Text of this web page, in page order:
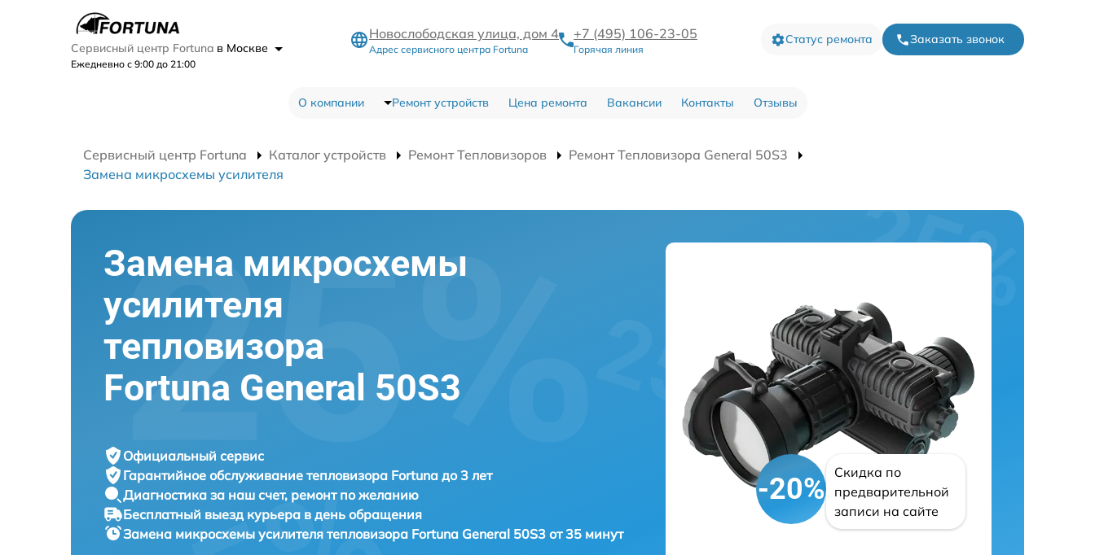
Сервисный центр Fortuna в Москве
Ежедневно с 9:00 до 21:00
Новослободская улица, дом 4
Адрес сервисного центра Fortuna
+7 (495) 106-23-05
Горячая линия
Статус ремонта Заказать звонок
О компании Ремонт устройств Цена ремонта Вакансии Контакты Отзывы
Сервисный центр Fortuna Каталог устройств Ремонт Тепловизоров
Ремонт Тепловизора General 50S3
Замена микросхемы усилителя
Замена микросхемы
усилителя
тепловизора
Fortuna General 50S3
Официальный сервис
Гарантийное обслуживание тепловизора Fortuna до 3 лет
Диагностика за наш счет, ремонт по желанию
Бесплатный выезд курьера в день обращения
Замена микросхемы усилителя тепловизора Fortuna General 50S3 от 35 минут
-20%
Скидка по
предварительной
записи на сайте